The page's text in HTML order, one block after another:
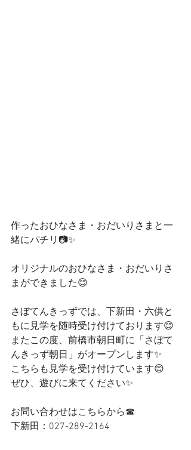
作ったおひなさま・おだいりさまと一
緒にパチリ📷✨
オリジナルのおひなさま・おだいりさ
まができました😊
さぼてんきっずでは、下新田・六供と
もに見学を随時受け付けております😊
またこの度、前橋市朝日町に「さぼて
んきっず朝日」がオープンします✨
こちらも見学を受け付けています😊
ぜひ、遊びに来てください✨
お問い合わせはこちらから☎
下新田：027-289-2164